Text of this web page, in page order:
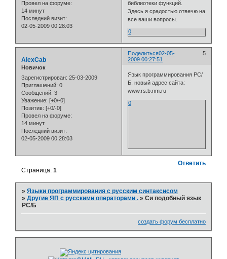
Провел на форуме:
14 минут
Последний визит:
02-05-2009 00:28:03
библиотеки функций.
Здесь я срадостью отвечю на
все ваши вопросы.
0
Поделиться 5
02-05-
2009 00:27:51
AlexCab
Новичок
Зарегистрирован: 25-03-2009
Приглашений: 0
Сообщений: 3
Уважение: [+0/-0]
Позитив: [+0/-0]
Провел на форуме:
14 минут
Последний визит:
02-05-2009 00:28:03
Язык программирования РС/
Б, новый адрес сайта:
www.rs.b.nm.ru
0
Ответить
Страница:1
»Языки программирования с русским синтаксисом
»Другие ЯП с русскими операторами . »Си подобный язык
РС/Б
создать форум бесплатно